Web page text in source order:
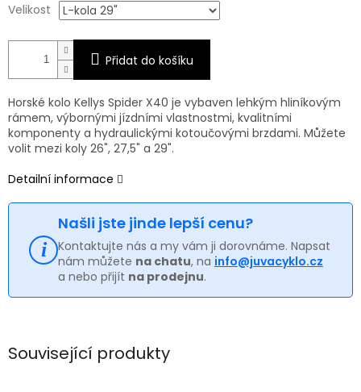
Velikost
Přidat do košíku
Horské kolo Kellys Spider X40 je vybaven lehkým hliníkovým
rámem, výbornými jízdními vlastnostmi, kvalitními
komponenty a hydraulickými kotoučovými brzdami. Můžete
volit mezi koly 26", 27,5" a 29".
Detailní informace
Našli jste jinde lepší cenu?
Kontaktujte nás a my vám ji dorovnáme. Napsat
nám můžete na chatu, na info@juvacyklo.cz
a nebo přijít na prodejnu.
Související produkty